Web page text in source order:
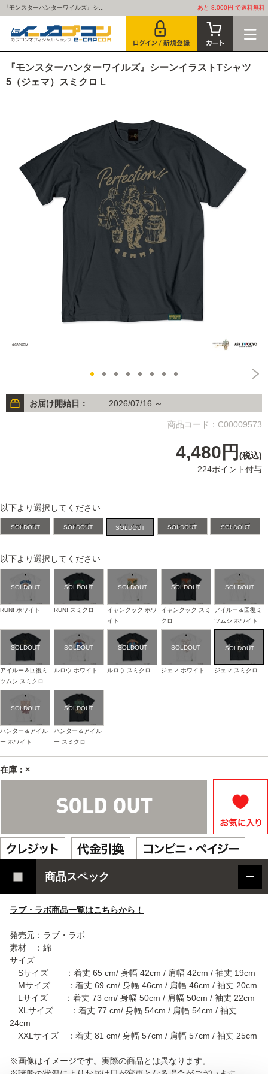
『モンスターハンターワイルズ』シ... あと 8,000円 で送料無料
『モンスターハンターワイルズ』シーンイラストTシャツ
5（ジェマ）スミクロ L
お届け開始日： 2026/07/16 ～
商品コード：C00009573
4,480円 (税込)
224ポイント付与
以下より選択してください
Sサイズ Mサイズ Lサイズ XLサイズ XXLサイズ
以下より選択してください
RUN! ホワイト RUN! スミクロ
イャンクック ホワ
イト
イャンクック スミ
クロ
アイルー＆回復ミ
ツムシ ホワイト
アイルー＆回復ミ
ツムシ スミクロ
ルロウ ホワイト ルロウ スミクロ ジェマ ホワイト ジェマ スミクロ
ハンター＆アイル
ー ホワイト
ハンター＆アイル
ー スミクロ
在庫：×
商品スペック
ラブ・ラボ商品一覧はこちらから！
発売元：ラブ・ラボ
素材 ：綿
サイズ
Sサイズ ：着丈 65 cm/ 身幅 42cm / 肩幅 42cm / 袖丈 19cm
Mサイズ ：着丈 69 cm/ 身幅 46cm / 肩幅 46cm / 袖丈 20cm
Lサイズ ：着丈 73 cm/ 身幅 50cm / 肩幅 50cm / 袖丈 22cm
XLサイズ ：着丈 77 cm/ 身幅 54cm / 肩幅 54cm / 袖丈
24cm
XXLサイズ ：着丈 81 cm/ 身幅 57cm / 肩幅 57cm / 袖丈 25cm
※画像はイメージです。実際の商品とは異なります。